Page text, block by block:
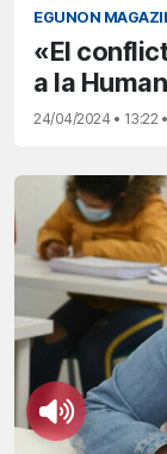
EGUNON
«El
a la
24/04/2024 • 13:22